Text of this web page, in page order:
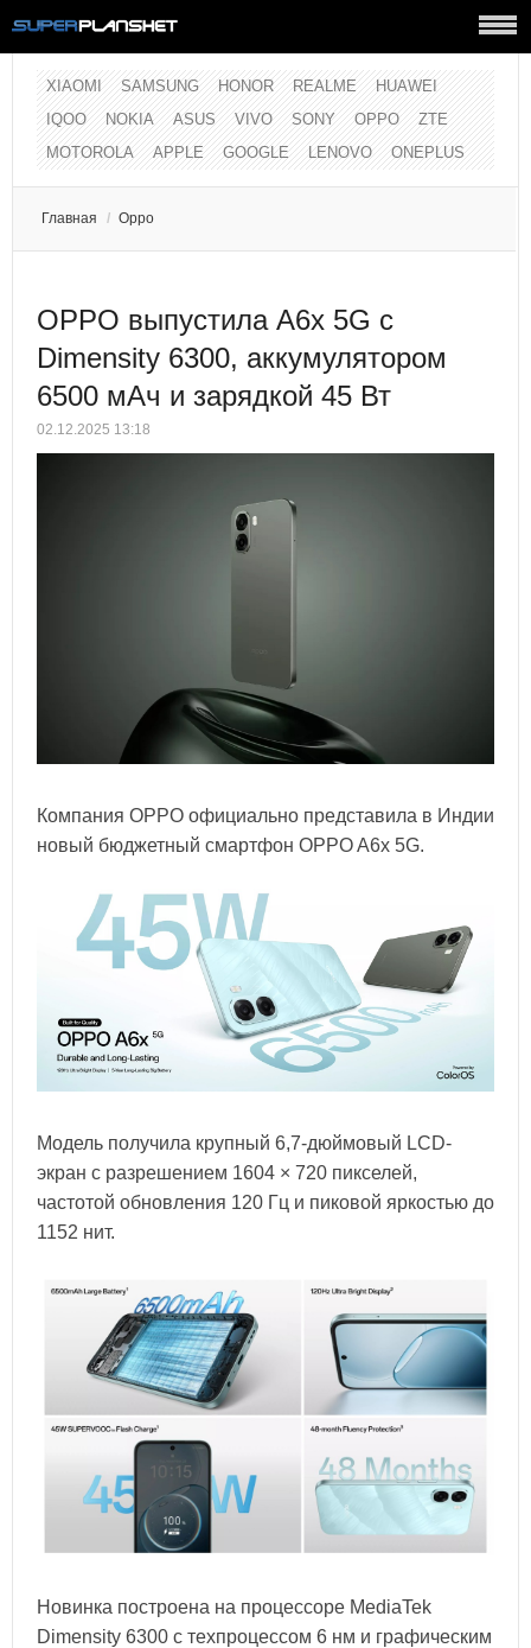
XIAOMI SAMSUNG HONOR REALME
HUAWEI
IQOO
NOKIA ASUS VIVO SONY OPPO
ZTE
MOTOROLA
APPLE GOOGLE LENOVO ONEPLUS
Главная / Oppo
OPPO выпустила A6x 5G с
Dimensity 6300, аккумулятором
6500 мАч и зарядкой 45 Вт
02.12.2025 13:18
Компания OPPO официально представила в Индии
новый бюджетный смартфон OPPO A6x 5G.
Модель получила крупный 6,7-дюймовый LCD-
экран с разрешением 1604 × 720 пикселей,
частотой обновления 120 Гц и пиковой яркостью до
1152 нит.
Новинка построена на процессоре MediaTek
Dimensity 6300 с техпроцессом 6 нм и графическим